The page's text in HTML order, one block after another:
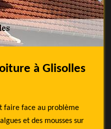
à Glisolles
faire face au problème
et des mousses sur